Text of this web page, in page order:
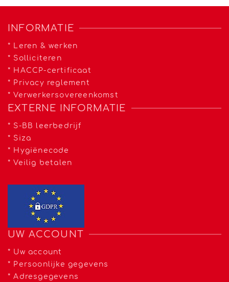
INFORMATIE
* Leren & werken
* Solliciteren
* HACCP-certificaat
* Privacy reglement
*Verwerkersovereenkomst
EXTERNE INFORMATIE
* S-BB leerbedrijf
* Siza
* Hygiënecode
*Veilig betalen
UW ACCOUNT
* Uw account
* Persoonlijke gegevens
*Adresgegevens